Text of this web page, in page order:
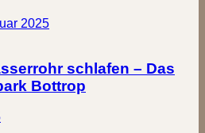
2025
schlafen – Das
Bottrop